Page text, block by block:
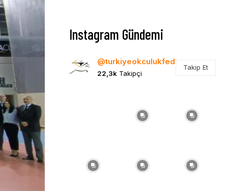
Instagram Gündemi
@turkiyeokculukfed
22,3k Takipçi
Takip Et